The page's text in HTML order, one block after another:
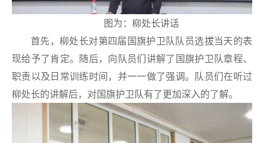
图为：柳处长讲话
首先，柳处长对第四届国旗护卫队队员选拔当天的表
现给予了肯定。随后，向队员们讲解了国旗护卫队章程、
职责以及日常训练时间，并一一做了强调。队员们在听过
柳处长的讲解后，对国旗护卫队有了更加深入的了解。